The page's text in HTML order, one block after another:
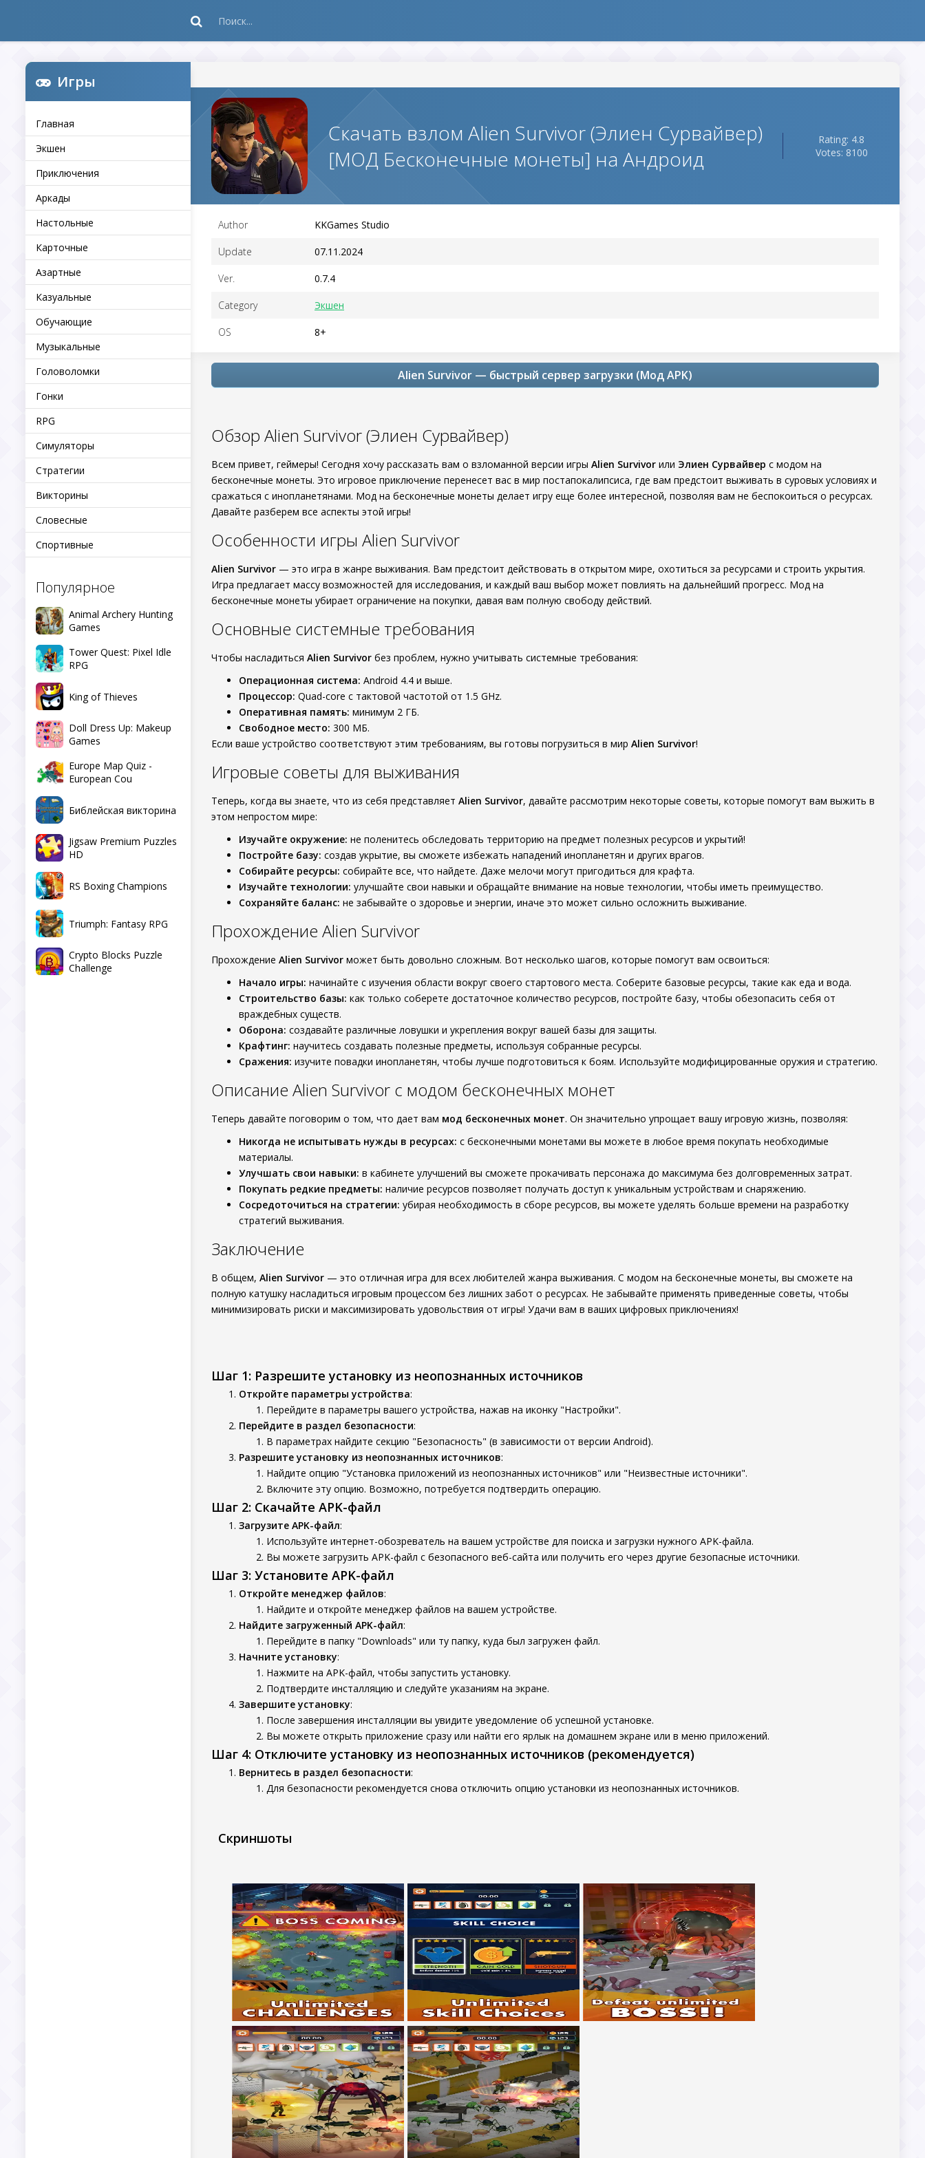
Игры
Главная
Экшен
Приключения
Аркады
Настольные
Карточные
Азартные
Казуальные
Обучающие
Музыкальные
Головоломки
Гонки
RPG
Симуляторы
Стратегии
Викторины
Словесные
Спортивные
Популярное
Animal Archery Hunting
Games
Tower Quest: Pixel Idle
RPG
King of Thieves
Doll Dress Up: Makeup
Games
Europe Map Quiz -
European Cou
Библейская викторина
Jigsaw Premium Puzzles
HD
RS Boxing Champions
Triumph: Fantasy RPG
Crypto Blocks Puzzle
Challenge
Скачать взлом Alien Survivor (Элиен Сурвайвер)
[МОД Бесконечные монеты] на Андроид
Rating: 4.8
Votes: 8100
Author KKGames Studio
Update 07.11.2024
Ver. 0.7.4
Category Экшен
OS 8+
Alien Survivor — быстрый сервер загрузки (Мод APK)
Обзор Alien Survivor (Элиен Сурвайвер)
Всем привет, геймеры! Сегодня хочу рассказать вам о взломанной версии игры Alien Survivor или Элиен Сурвайвер с модом на
бесконечные монеты. Это игровое приключение перенесет вас в мир постапокалипсиса, где вам предстоит выживать в суровых условиях и
сражаться с инопланетянами. Мод на бесконечные монеты делает игру еще более интересной, позволяя вам не беспокоиться о ресурсах.
Давайте разберем все аспекты этой игры!
Особенности игры Alien Survivor
Alien Survivor — это игра в жанре выживания. Вам предстоит действовать в открытом мире, охотиться за ресурсами и строить укрытия.
Игра предлагает массу возможностей для исследования, и каждый ваш выбор может повлиять на дальнейший прогресс. Мод на
бесконечные монеты убирает ограничение на покупки, давая вам полную свободу действий.
Основные системные требования
Чтобы насладиться Alien Survivor без проблем, нужно учитывать системные требования:
Операционная система: Android 4.4 и выше.
Процессор: Quad-core с тактовой частотой от 1.5 GHz.
Оперативная память: минимум 2 ГБ.
Свободное место: 300 МБ.
Если ваше устройство соответствуют этим требованиям, вы готовы погрузиться в мир Alien Survivor!
Игровые советы для выживания
Теперь, когда вы знаете, что из себя представляет Alien Survivor, давайте рассмотрим некоторые советы, которые помогут вам выжить в
этом непростом мире:
Изучайте окружение: не поленитесь обследовать территорию на предмет полезных ресурсов и укрытий!
Постройте базу: создав укрытие, вы сможете избежать нападений инопланетян и других врагов.
Собирайте ресурсы: собирайте все, что найдете. Даже мелочи могут пригодиться для крафта.
Изучайте технологии: улучшайте свои навыки и обращайте внимание на новые технологии, чтобы иметь преимуществo.
Сохраняйте баланс: не забывайте о здоровье и энергии, иначе это может сильно осложнить выживание.
Прохождение Alien Survivor
Прохождение Alien Survivor может быть довольно сложным. Вот несколько шагов, которые помогут вам освоиться:
Начало игры: начинайте с изучения области вокруг своего стартового места. Соберите базовые ресурсы, такие как еда и вода.
Строительство базы: как только соберете достаточное количество ресурсов, постройте базу, чтобы обезопасить себя от
враждебных существ.
Оборона: создавайте различные ловушки и укрепления вокруг вашей базы для защиты.
Крафтинг: научитесь создавать полезные предметы, используя собранные ресурсы.
Сражения: изучите повадки инопланетян, чтобы лучше подготовиться к боям. Используйте модифицированные оружия и стратегию.
Описание Alien Survivor с модом бесконечных монет
Теперь давайте поговорим о том, что дает вам мод бесконечных монет. Он значительно упрощает вашу игровую жизнь, позволяя:
Никогда не испытывать нужды в ресурсах: с бесконечными монетами вы можете в любое время покупать необходимые
материалы.
Улучшать свои навыки: в кабинете улучшений вы сможете прокачивать персонажа до максимума без долговременных затрат.
Покупать редкие предметы: наличие ресурсов позволяет получать доступ к уникальным устройствам и снаряжению.
Сосредоточиться на стратегии: убирая необходимость в сборе ресурсов, вы можете уделять больше времени на разработку
стратегий выживания.
Заключение
В общем, Alien Survivor — это отличная игра для всех любителей жанра выживания. С модом на бесконечные монеты, вы сможете на
полную катушку насладиться игровым процессом без лишних забот о ресурсах. Не забывайте применять приведенные советы, чтобы
минимизировать риски и максимизировать удовольствия от игры! Удачи вам в ваших цифровых приключениях!
Шаг 1: Разрешите установку из неопознанных источников
Откройте параметры устройства:
Перейдите в параметры вашего устройства, нажав на иконку "Настройки".
Перейдите в раздел безопасности:
В параметрах найдите секцию "Безопасность" (в зависимости от версии Android).
Разрешите установку из неопознанных источников:
Найдите опцию "Установка приложений из неопознанных источников" или "Неизвестные источники".
Включите эту опцию. Возможно, потребуется подтвердить операцию.
Шаг 2: Скачайте APK-файл
Загрузите APK-файл:
Используйте интернет-обозреватель на вашем устройстве для поиска и загрузки нужного APK-файла.
Вы можете загрузить APK-файл с безопасного веб-сайта или получить его через другие безопасные источники.
Шаг 3: Установите APK-файл
Откройте менеджер файлов:
Найдите и откройте менеджер файлов на вашем устройстве.
Найдите загруженный APK-файл:
Перейдите в папку "Downloads" или ту папку, куда был загружен файл.
Начните установку:
Нажмите на APK-файл, чтобы запустить установку.
Подтвердите инсталляцию и следуйте указаниям на экране.
Завершите установку:
После завершения инсталляции вы увидите уведомление об успешной установке.
Вы можете открыть приложение сразу или найти его ярлык на домашнем экране или в меню приложений.
Шаг 4: Отключите установку из неопознанных источников (рекомендуется)
Вернитесь в раздел безопасности:
Для безопасности рекомендуется снова отключить опцию установки из неопознанных источников.
Скриншоты